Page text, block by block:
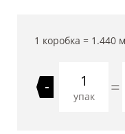
1 коробка = 1.440 м
-
упак =